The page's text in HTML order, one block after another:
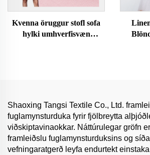
Kvenna öruggur stofl sofa
hylki umhverfisvæn
Shaoxing Tangsi Textile Co., Ltd.
fuglamynsturduka fyrir fjölbreytta
viðskiptavinaokkar. Náttúrulegar gröfn
framleiðslu fuglamynsturduksins og
vefningaratgerð leyfa endurtekt